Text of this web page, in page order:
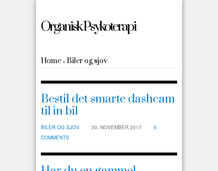
Organisk Psykoterapi
Home » Biler og sjov
Bestil det smarte dashcam
til in bil
BILER OG SJOV 30. NOVEMBER 2017
0
COMMENTS